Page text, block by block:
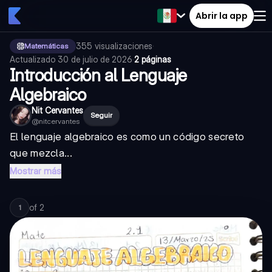
Abrir la app
Matemáticas 355 visualizaciones·
Actualizado 30 de julio de 2026·2 páginas
Introducción al Lenguaje
Algebraico
Nit Cervantes
@nitcervantes
Seguir
El lenguaje algebraico es como un código secreto
que mezcla...
Mostrar más
1 of 2